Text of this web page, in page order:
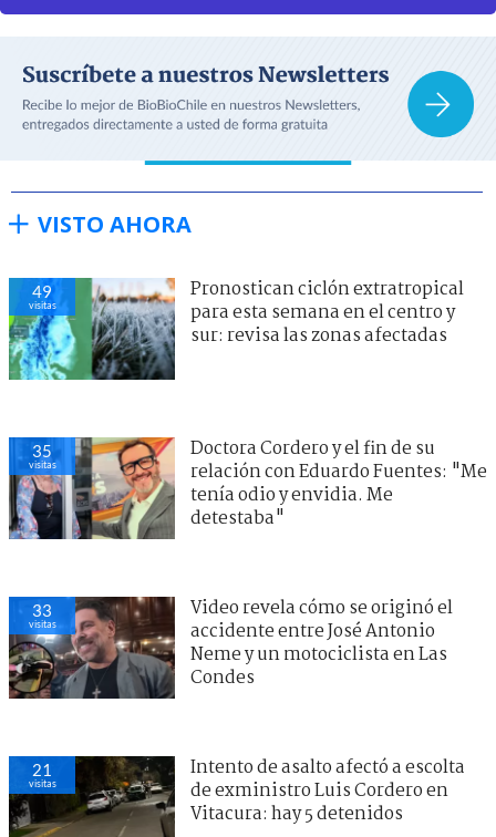
VISTO AHORA
49
visitas
Pronostican ciclón extratropical
para esta semana en el centro y
sur: revisa las zonas afectadas
35
visitas
Doctora Cordero y el fin de su
relación con Eduardo Fuentes: "Me
tenía odio y envidia. Me
detestaba"
33
visitas
Video revela cómo se originó el
accidente entre José Antonio
Neme y un motociclista en Las
Condes
21
visitas
Intento de asalto afectó a escolta
de exministro Luis Cordero en
Vitacura: hay 5 detenidos